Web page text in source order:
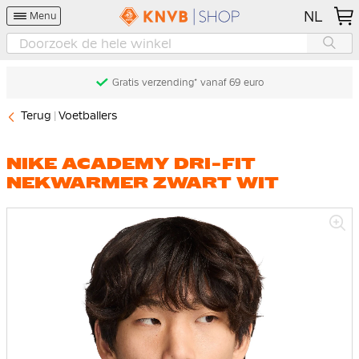
Menu NL
Gratis verzending* vanaf 69 euro
Terug Voetballers
NIKE ACADEMY DRI-FIT
NEKWARMER ZWART WIT